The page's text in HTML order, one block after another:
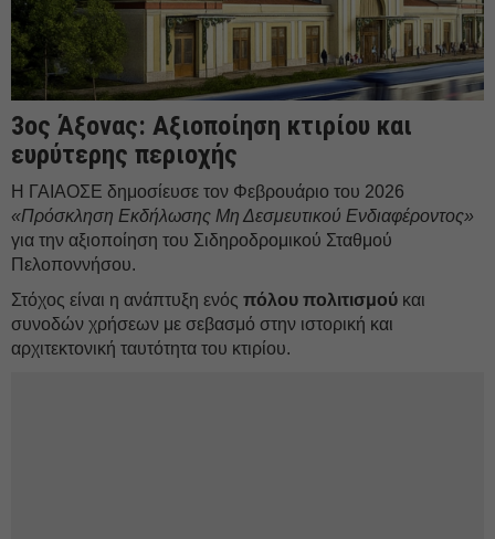
3ος Άξονας: Αξιοποίηση κτιρίου και
ευρύτερης περιοχής
Η ΓΑΙΑΟΣΕ δημοσίευσε τον Φεβρουάριο του 2026
«Πρόσκληση Εκδήλωσης Μη Δεσμευτικού Ενδιαφέροντος»
για την αξιοποίηση του Σιδηροδρομικού Σταθμού
Πελοποννήσου.
Στόχος είναι η ανάπτυξη ενός πόλου πολιτισμού και
συνοδών χρήσεων με σεβασμό στην ιστορική και
αρχιτεκτονική ταυτότητα του κτιρίου.